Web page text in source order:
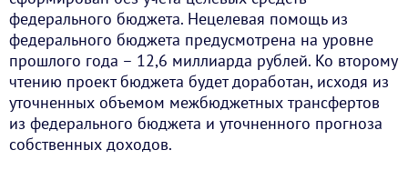
федерального бюджета. Нецелевая помощь из
федерального бюджета предусмотрена на уровне
прошлого года – 12,6 миллиарда рублей. Ко второму
чтению проект бюджета будет доработан, исходя из
уточненных объемом межбюджетных трансфертов
из федерального бюджета и уточненного прогноза
собственных доходов.